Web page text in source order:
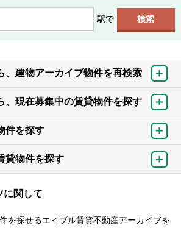
駅で
、建物アーカイブ物件を再検索
、現在募集中の賃貸物件を探す
件を探す
貸物件を探す
に関して
を探せるエイブル賃貸不動産アーカイブを